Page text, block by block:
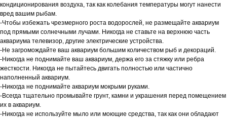
кондиционирования воздуха, так как колебания температуры могут нанести
вред вашим рыбам.
-Чтобы избежать чрезмерного роста водорослей, не размещайте аквариум
под прямыми солнечными лучами. Никогда не ставьте на верхнюю часть
аквариума телевизор, другие электрические устройства.
-Не загромождайте ваш аквариум большим количеством рыб и декораций.
-Никогда не поднимайте ваш аквариум, держа его за стяжку или ребра
жесткости. Никогда не пытайтесь двигать полностью или частично
наполненный аквариум.
-Никогда не поднимайте аквариум мокрыми руками.
-Всегда тщательно промывайте грунт, камни и украшения перед помещением
их в аквариум.
-Никогда не используйте мыло или моющие средства, так как они обладают